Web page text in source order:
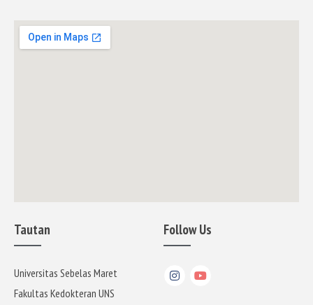
Tautan
Universitas Sebelas Maret
Fakultas Kedokteran UNS
Follow Us